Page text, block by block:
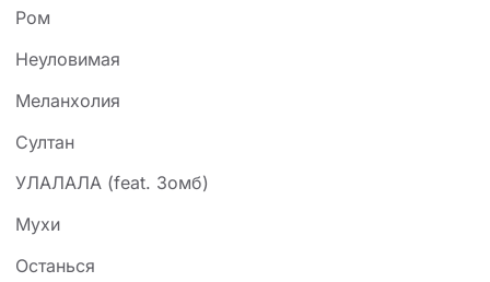
Ром
Неуловимая
Меланхолия
Султан
УЛАЛАЛА (feat. Зомб)
Мухи
Останься